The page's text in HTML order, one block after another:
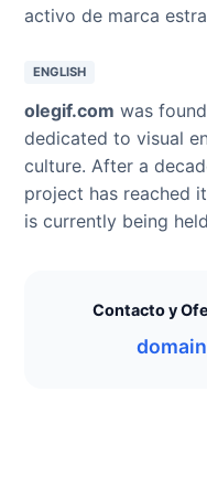
activo de marca
ENGLISH
olegif.com was
dedicated to visual
culture. After a
project has reached
is currently being
Contacto y